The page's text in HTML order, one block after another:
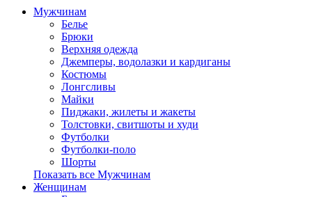
Мужчинам
Белье
Брюки
Верхняя одежда
Джемперы, водолазки и кардиганы
Костюмы
Лонгсливы
Майки
Пиджаки, жилеты и жакеты
Толстовки, свитшоты и худи
Футболки
Футболки-поло
Шорты
Показать все Мужчинам
Женщинам